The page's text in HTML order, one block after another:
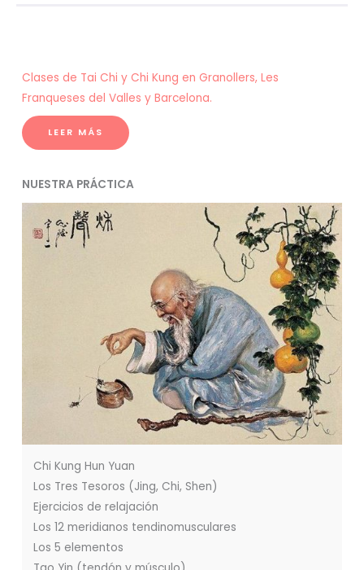
Clases de Tai Chi y Chi Kung en Granollers, Les
Franqueses del Valles y Barcelona.
LEER MÁS
NUESTRA PRÁCTICA
Chi Kung Hun Yuan
Los Tres Tesoros (Jing, Chi, Shen)
Ejercicios de relajación
Los 12 meridianos tendinomusculares
Los 5 elementos